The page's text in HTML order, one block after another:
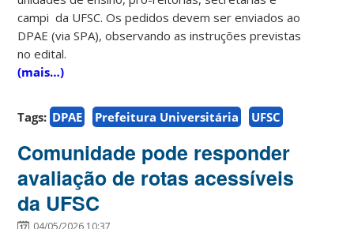
campi da UFSC. Os pedidos devem ser enviados ao
DPAE (via SPA), observando as instruções previstas
no edital.
(mais…)
Tags: DPAE Prefeitura Universitária UFSC
Comunidade pode responder
avaliação de rotas acessíveis
da UFSC
04/05/2026 10:37